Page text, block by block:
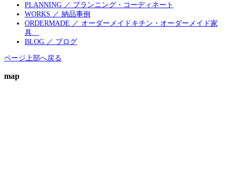
PLANNING ／ プランニング・コーディネート
WORKS ／ 納品事例
ORDERMADE ／ オーダーメイドキチン・オーダーメイド家
具
BLOG ／ ブログ
ページ上部へ戻る
map